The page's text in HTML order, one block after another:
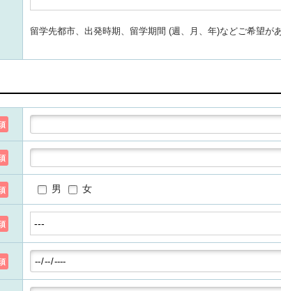
留学先都市、出発時期、留学期間 (週、月、年)などご希望が
男 女